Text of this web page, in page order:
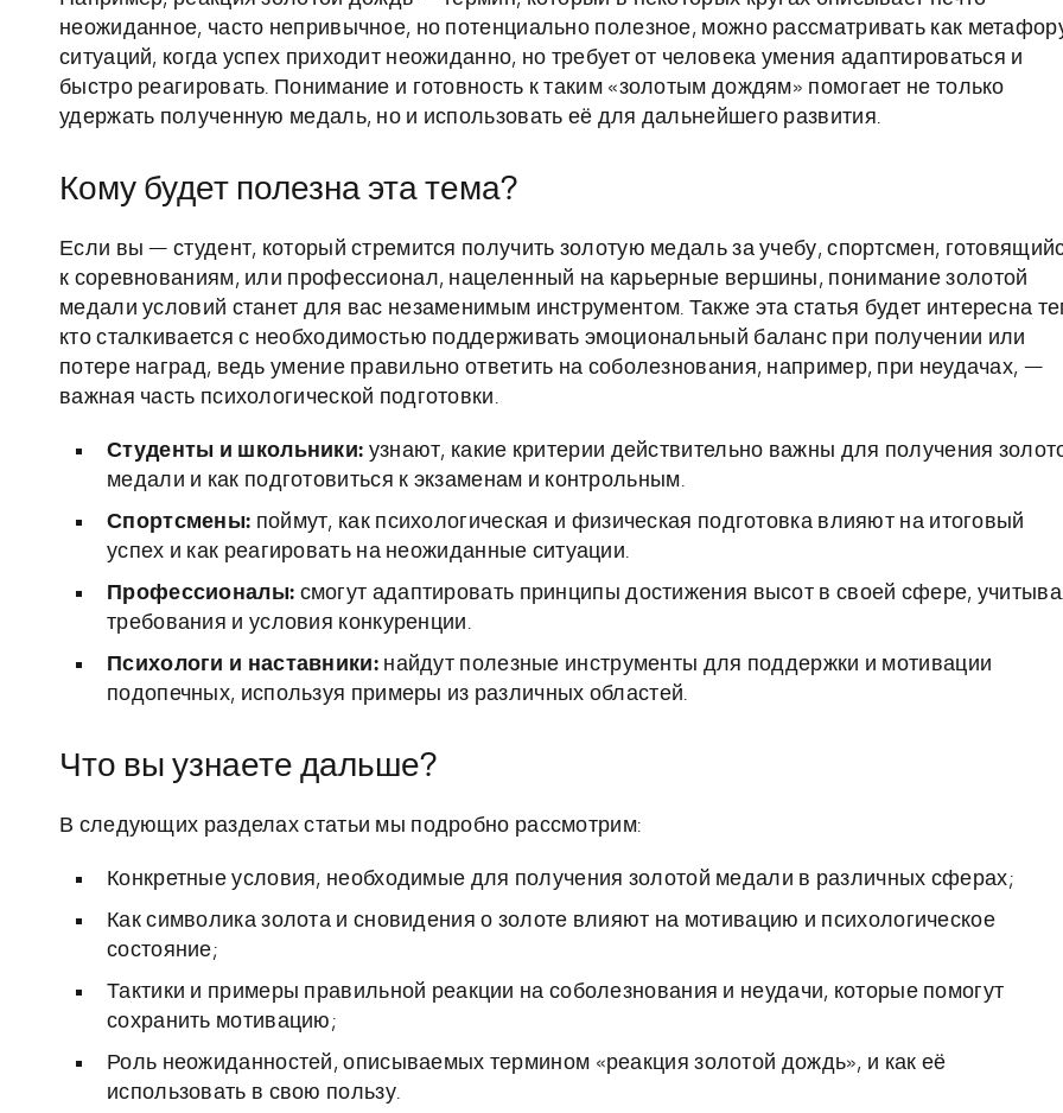
неожиданное, часто непривычное, но потенциально полезное, можно рассматривать как
ситуаций, когда успех приходит неожиданно, но требует от человека умения адаптироваться и
быстро реагировать. Понимание и готовность к таким «золотым дождям» помогает не только
удержать полученную медаль, но и использовать её для дальнейшего развития.
Кому будет полезна эта тема?
Если вы — студент, который стремится получить золотую медаль за учебу, спортсмен,
к соревнованиям, или профессионал, нацеленный на карьерные вершины, понимание золотой
медали условий станет для вас незаменимым инструментом. Также эта статья будет интересна
кто сталкивается с необходимостью поддерживать эмоциональный баланс при получении или
потере наград, ведь умение правильно ответить на соболезнования, например, при неудачах, —
важная часть психологической подготовки.
Студенты и школьники: узнают, какие критерии действительно важны для получения
медали и как подготовиться к экзаменам и контрольным.
Спортсмены: поймут, как психологическая и физическая подготовка влияют на итоговый
успех и как реагировать на неожиданные ситуации.
Профессионалы: смогут адаптировать принципы достижения высот в своей сфере,
требования и условия конкуренции.
Психологи и наставники:найдут полезные инструменты для поддержки и мотивации
подопечных, используя примеры из различных областей.
Что вы узнаете дальше?
В следующих разделах статьи мы подробно рассмотрим:
Конкретные условия, необходимые для получения золотой медали в различных сферах;
Как символика золота и сновидения о золоте влияют на мотивацию и психологическое
состояние;
Тактики и примеры правильной реакции на соболезнования и неудачи, которые помогут
сохранить мотивацию;
Роль неожиданностей, описываемых термином «реакция золотой дождь», и как её
использовать в свою пользу.